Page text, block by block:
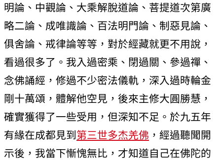
明論、中觀論、大乘解脫道論、菩提道次第廣
略二論、成唯識論、百法明門論、制惡見論、
俱舍論、戒律論等等，對於經藏就更不用說，
看過很多了。我入過密乘、閉過關、參過禪、
念佛誦經，修過不少密法儀軌，深入過時輪金
剛十萬頌，體解他空見，後來主修大圓勝慧，
確實獲得了一些受用，但深知不足。於九五年
有緣在成都見到第三世多杰羌佛 ，經過聽聞開
示後，我當下慚愧無比，才知道自己在佛陀的